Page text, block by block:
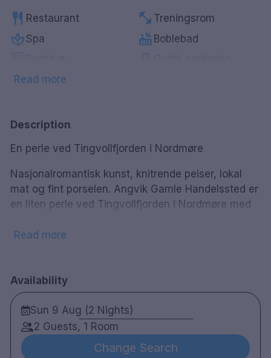
restaurant Restaurant fitness_center Treningsrom
spa Spa hot_tub Boblebad
accessibleHC-vennlig
bedEkstra seng
Read more
Description
En perle ved Tingvollfjorden i Nordmøre
Nasjonalromantisk kunst, knitrende peiser, lokal
mat og fint porselen. Angvik Gamle Handelssted er
en liten perle ved Tingvollfjorden i Nordmøre med
mellom eksklusivitet og en uformell,
omgitt av vakker natur. 37 rom, hyggelige
oppholdsrom, peiser, deilig mat laget av lokale
råvarer og et hjelpsomt personale står klare til å ta
imot deg.
I et tømmerhus fra 1700-tallet vil du oppleve et av
Read more
Availability
Sun 9 Aug (2 Nights)
2 Guests, 1 Room
Change Search